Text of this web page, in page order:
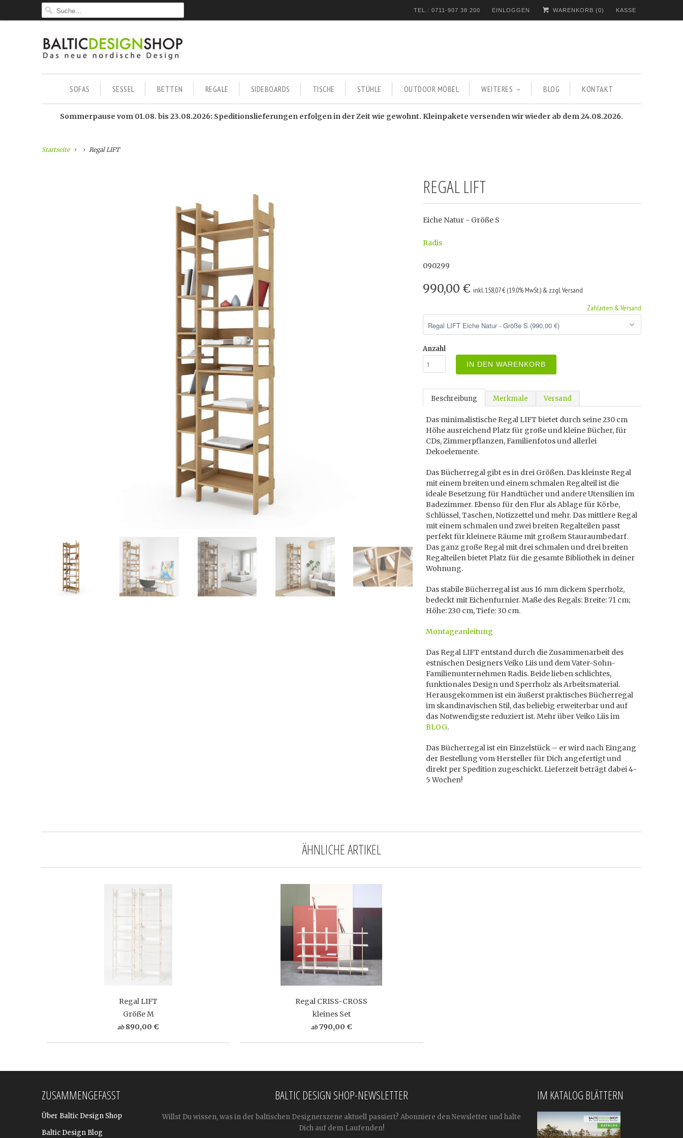
TEL.: 0711-907 38 200 EINLOGGEN WARENKORB (0) KASSE
SOFAS SESSEL BETTEN REGALE SIDEBOARDS TISCHE STÜHLE OUTDOOR MÖBEL WEITERES BLOG KONTAKT
Sommerpause vom 01.08. bis 23.08.2026: Speditionslieferungen erfolgen in der Zeit wie gewohnt. Kleinpakete versenden wir wieder ab dem 24.08.2026.
Startseite Regal LIFT
REGAL LIFT
Eiche Natur - Größe S
Radis
090299
990,00 € inkl. 158,07 € (19.0% MwSt.) & zzgl. Versand
Zahlarten & Versand
Anzahl
IN DEN WARENKORB
Beschreibung Merkmale Versand
Das minimalistische Regal LIFT bietet durch seine 230 cm
Höhe ausreichend Platz für große und kleine Bücher, für
CDs, Zimmerpflanzen, Familienfotos und allerlei
Dekoelemente.
Das Bücherregal gibt es in drei Größen. Das kleinste Regal
mit einem breiten und einem schmalen Regalteil ist die
ideale Besetzung für Handtücher und andere Utensilien im
Badezimmer. Ebenso für den Flur als Ablage für Körbe,
Schlüssel, Taschen, Notizzettel und mehr. Das mittlere Regal
mit einem schmalen und zwei breiten Regalteilen passt
perfekt für kleinere Räume mit großem Stauraumbedarf.
Das ganz große Regal mit drei schmalen und drei breiten
Regalteilen bietet Platz für die gesamte Bibliothek in deiner
Wohnung.
Das stabile Bücherregal ist aus 16 mm dickem Sperrholz,
bedeckt mit Eichenfurnier. Maße des Regals: Breite: 71 cm;
Höhe: 230 cm, Tiefe: 30 cm.
Montageanleitung
Das Regal LIFT entstand durch die Zusammenarbeit des
estnischen Designers Veiko Liis und dem Vater-Sohn-
Familienunternehmen Radis. Beide lieben schlichtes,
funktionales Design und Sperrholz als Arbeitsmaterial.
Herausgekommen ist ein äußerst praktisches Bücherregal
im skandinavischen Stil, das beliebig erweiterbar und auf
das Notwendigste reduziert ist. Mehr über Veiko Liis im
BLOG.
Das Bücherregal ist ein Einzelstück – er wird nach Eingang
der Bestellung vom Hersteller für Dich angefertigt und
direkt per Spedition zugeschickt. Lieferzeit beträgt dabei 4-
5 Wochen!
ÄHNLICHE ARTIKEL
Regal LIFT
Größe M
ab 890,00 €
Regal CRISS-CROSS
kleines Set
ab 790,00 €
ZUSAMMENGEFASST
Über Baltic Design Shop
Baltic Design Blog
BALTIC DESIGN SHOP-NEWSLETTER
Willst Du wissen, was in der baltischen Designerszene aktuell passiert? Abonniere den Newsletter und halte
Dich auf dem Laufenden!
IM KATALOG BLÄTTERN